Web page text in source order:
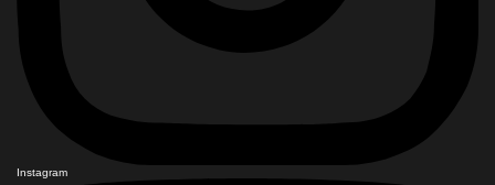
Instagram